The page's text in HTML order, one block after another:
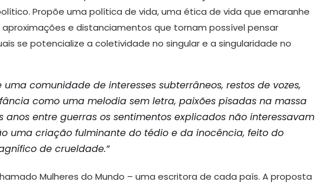
Propõe uma política de vida, uma ética de vida que emaranhe
e distanciamentos que tornam possível pensar
se potencialize a coletividade no singular e a singularidade no
uma comunidade de interesses subterrâneos, restos de vozes,
como uma melodia sem letra, paixões pisadas na massa
anos entre guerras os sentimentos explicados não interessavam
uma criação fulminante do tédio e da inocência, feito do
de crueldade.”
Mulheres do Mundo – uma escritora de cada país. A proposta